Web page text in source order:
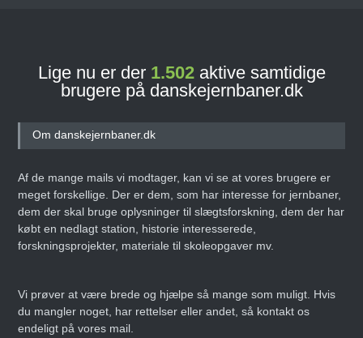
Lige nu er der 1.502aktive samtidige
brugere på danskejernbaner.dk
Om danskejernbaner.dk
Af de mange mails vi modtager, kan vi se at vores brugere er
meget forskellige. Der er dem, som har interesse for jernbaner,
dem der skal bruge oplysninger til slægtsforskning, dem der har
købt en nedlagt station, historie interesserede,
forskningsprojekter, materiale til skoleopgaver mv.
Vi prøver at være brede og hjælpe så mange som muligt. Hvis
du mangler noget, har rettelser eller andet, så kontakt os
endeligt på vores mail.